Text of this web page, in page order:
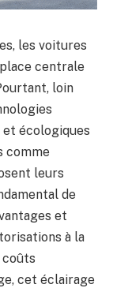
les voitures
centrale
loin
écologiques
comme
leurs
de
et
à la
coûts
cet éclairage